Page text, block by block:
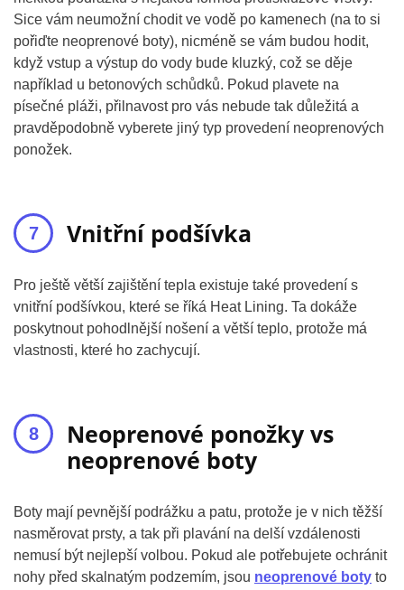
Sice vám neumožní chodit ve vodě po kamenech (na to si
pořiďte neoprenové boty), nicméně se vám budou hodit,
když vstup a výstup do vody bude kluzký, což se děje
například u betonových schůdků. Pokud plavete na
písečné pláži, přilnavost pro vás nebude tak důležitá a
pravděpodobně vyberete jiný typ provedení neoprenových
ponožek.
Vnitřní podšívka
Pro ještě větší zajištění tepla existuje také provedení s
vnitřní podšívkou, které se říká Heat Lining. Ta dokáže
poskytnout pohodlnější nošení a větší teplo, protože má
vlastnosti, které ho zachycují.
Neoprenové ponožky vs
neoprenové boty
Boty mají pevnější podrážku a patu, protože je v nich těžší
nasměrovat prsty, a tak při plavání na delší vzdálenosti
nemusí být nejlepší volbou. Pokud ale potřebujete ochránit
nohy před skalnatým podzemím, jsou neoprenové boty to